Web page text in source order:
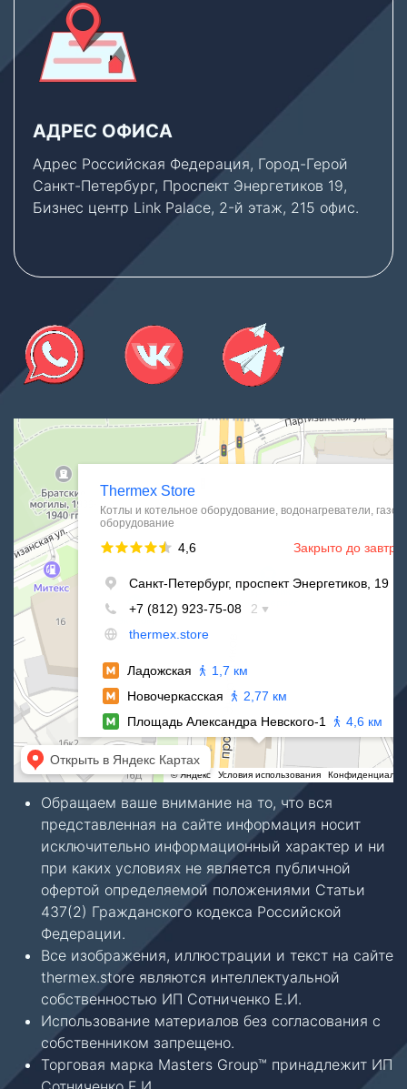
АДРЕС ОФИСА
Адрес Российская Федерация, Город-Герой
Санкт-Петербург, Проспект Энергетиков 19,
Бизнес центр Link Palace, 2-й этаж, 215 офис.
Thermex Store
Котлы и котельное оборудование в Санкт‑Петербурге
Водонагреватели в Санкт‑Петербурге
Обращаем ваше внимание на то, что вся
представленная на сайте информация носит
исключительно информационный характер и ни
при каких условиях не является публичной
офертой определяемой положениями Статьи
437(2) Гражданского кодекса Российской
Федерации.
Все изображения, иллюстрации и текст на сайте
thermex.store являются интеллектуальной
собственностью ИП Сотниченко Е.И.
Использование материалов без согласования с
собственником запрещено.
Торговая марка Masters Group™ принадлежит ИП